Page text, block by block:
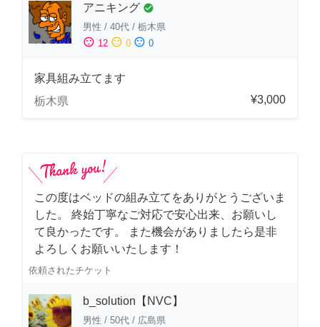
アニキング check_circle
男性 / 40代 / 栃木県
sentiment_satisfied 12 sentiment_neutral 0 sentiment_dissatisfied 0
家具組み立てます
栃木県
¥3,000
この度はベッドの組み立てをありがとうございま
した。 終始丁寧なご対応で安心出来、お願いし
て良かったです。 また機会がありましたら是非
よろしくお願いいたします！
依頼されたチケット
b_solution【NVC】
男性 / 50代 / 広島県